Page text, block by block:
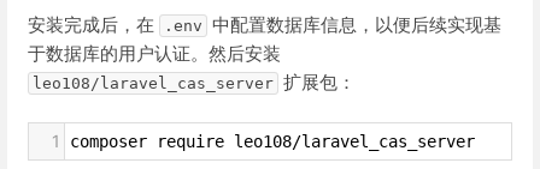
安装完成后，在 .env 中配置数据库信息，以便后续实现基
于数据库的用户认证。然后安装
leo108/laravel_cas_server 扩展包：
1 composer require leo108/laravel_cas_server